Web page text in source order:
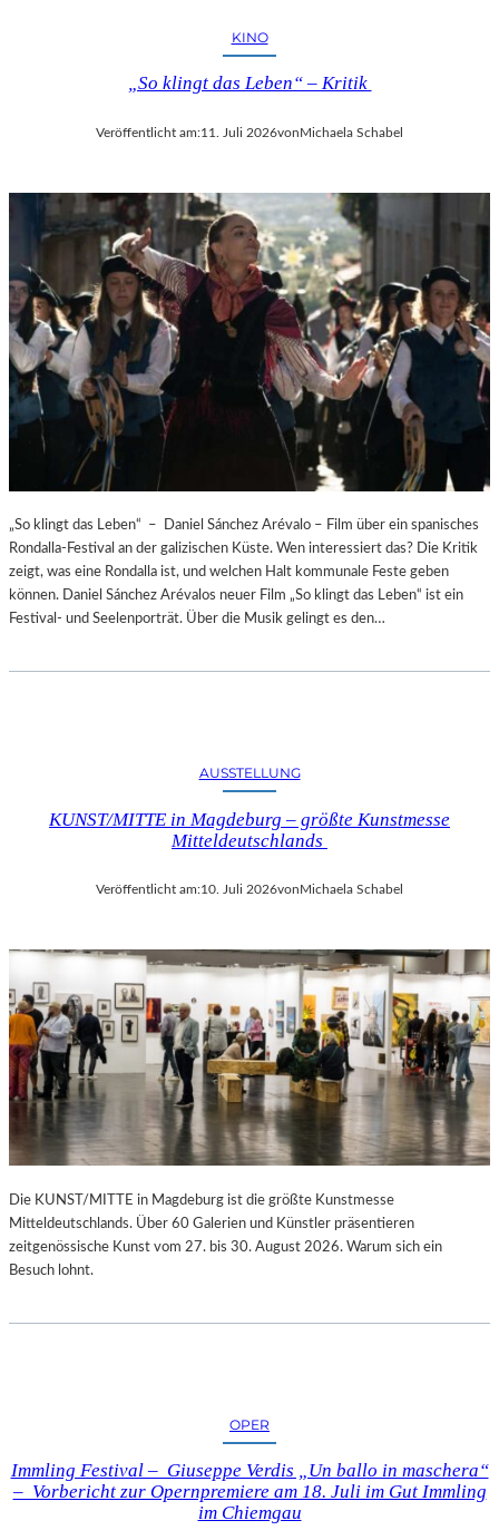
KINO
„So klingt das Leben“ – Kritik
Veröffentlicht am:11. Juli 2026vonMichaela Schabel
„So klingt das Leben“ – Daniel Sánchez Arévalo – Film über ein spanisches
Rondalla-Festival an der galizischen Küste. Wen interessiert das? Die Kritik
zeigt, was eine Rondalla ist, und welchen Halt kommunale Feste geben
können. Daniel Sánchez Arévalos neuer Film „So klingt das Leben“ ist ein
Festival- und Seelenporträt. Über die Musik gelingt es den…
AUSSTELLUNG
KUNST/MITTE in Magdeburg – größte Kunstmesse
Mitteldeutschlands
Veröffentlicht am:10. Juli 2026vonMichaela Schabel
Die KUNST/MITTE in Magdeburg ist die größte Kunstmesse
Mitteldeutschlands. Über 60 Galerien und Künstler präsentieren
zeitgenössische Kunst vom 27. bis 30. August 2026. Warum sich ein
Besuch lohnt.
OPER
Immling Festival – Giuseppe Verdis „Un ballo in maschera“
– Vorbericht zur Opernpremiere am 18. Juli im Gut Immling
im Chiemgau